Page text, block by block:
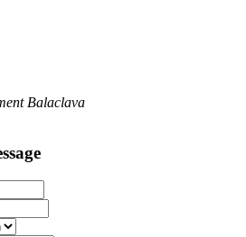
Balaclava